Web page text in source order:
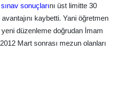
sınav sonuçlarını üst limitte 30
kaybetti. Yani öğretmen
yeni düzenleme doğrudan İmam
Mart sonrası mezun olanları